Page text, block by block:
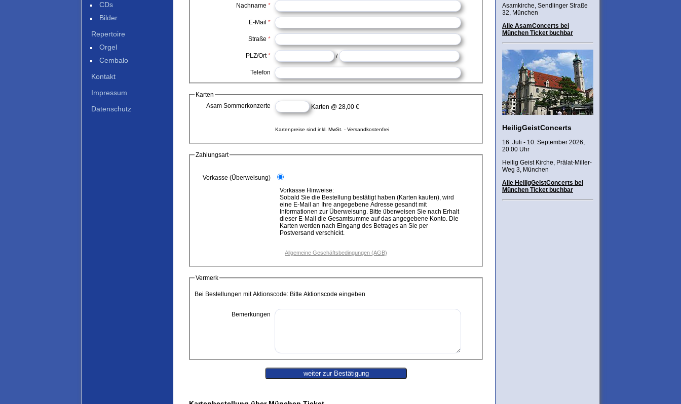
Nachname *
E-Mail *
Straße *
PLZ/Ort* /
Telefon
Karten
Asam Sommerkonzerte
Karten @ 28,00 €
Kartenpreise sind inkl. MwSt. - Versandkostenfrei
Zahlungsart
Vorkasse (Überweisung)
Vorkasse Hinweise:
Sobald Sie die Bestellung bestätigt haben (Karten kaufen), wird
eine E-Mail an Ihre angegebene Adresse gesandt mit
Informationen zur Überweisung. Bitte überweisen Sie nach Erhalt
dieser E-Mail die Gesamtsumme auf das angegebene Konto. Die
Karten werden nach Eingang des Betrages an Sie per
Postversand verschickt.
Allgemeine Geschäftsbedingungen (AGB)
Bei Bestellungen mit Aktionscode: Bitte Aktionscode eingeben
Vermerk
Bemerkungen
Asamkirche, Sendlinger Straße
32, München
Alle AsamConcerts bei
München Ticket buchbar
HeiligGeistConcerts
16. Juli - 10. September 2026,
20:00 Uhr
Heilig Geist Kirche, Prälat-Miller-
Weg 3, München
Alle HeiligGeistConcerts bei
München Ticket buchbar
CDs
Bilder
Repertoire
Orgel
Cembalo
Kontakt
Impressum
Datenschutz